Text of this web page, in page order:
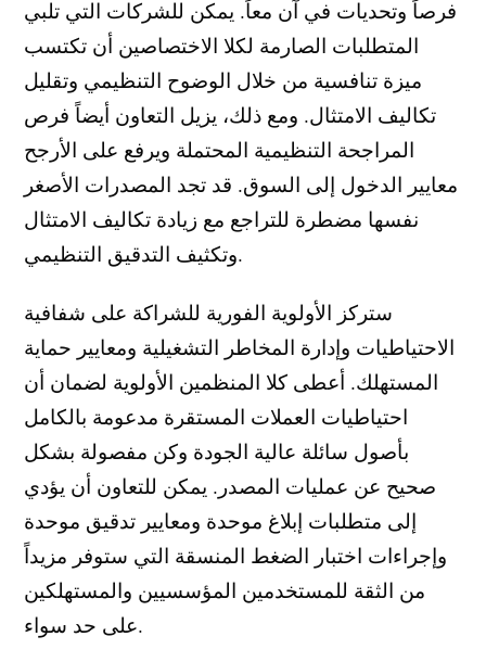
فرصاً وتحديات في آن معاً. يمكن للشركات التي تلبي
المتطلبات الصارمة لكلا الاختصاصين أن تكتسب
ميزة تنافسية من خلال الوضوح التنظيمي وتقليل
تكاليف الامتثال. ومع ذلك، يزيل التعاون أيضاً فرص
المراجحة التنظيمية المحتملة ويرفع على الأرجح
معايير الدخول إلى السوق. قد تجد المصدرات الأصغر
نفسها مضطرة للتراجع مع زيادة تكاليف الامتثال
وتكثيف التدقيق التنظيمي.
ستركز الأولوية الفورية للشراكة على شفافية
الاحتياطيات وإدارة المخاطر التشغيلية ومعايير حماية
المستهلك. أعطى كلا المنظمين الأولوية لضمان أن
احتياطيات العملات المستقرة مدعومة بالكامل
بأصول سائلة عالية الجودة وكن مفصولة بشكل
صحيح عن عمليات المصدر. يمكن للتعاون أن يؤدي
إلى متطلبات إبلاغ موحدة ومعايير تدقيق موحدة
وإجراءات اختبار الضغط المنسقة التي ستوفر مزيداً
من الثقة للمستخدمين المؤسسيين والمستهلكين
على حد سواء.